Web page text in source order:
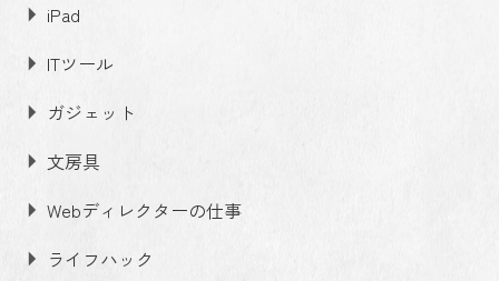
iPad
ITツール
ガジェット
文房具
Webディレクターの仕事
ライフハック